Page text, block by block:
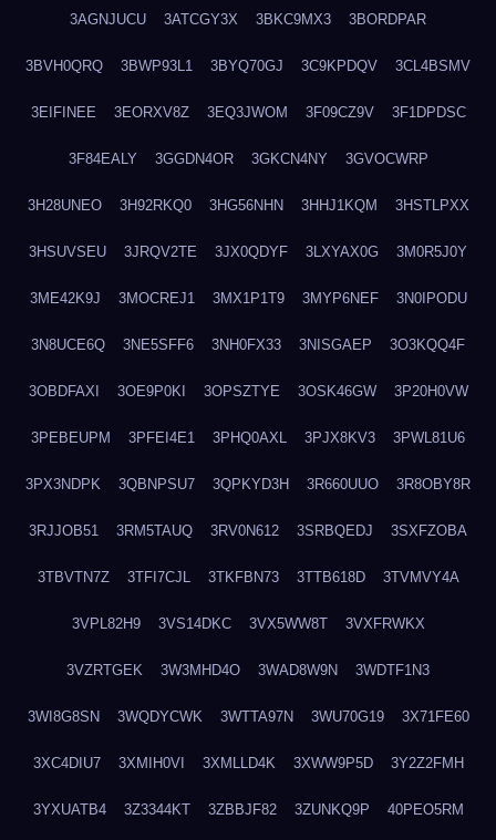
3AGNJUCU 3ATCGY3X 3BKC9MX3 3BORDPAR
3BVH0QRQ 3BWP93L1 3BYQ70GJ 3C9KPDQV 3CL4BSMV
3EIFINEE 3EORXV8Z 3EQ3JWOM 3F09CZ9V 3F1DPDSC
3F84EALY 3GGDN4OR 3GKCN4NY 3GVOCWRP
3H28UNEO 3H92RKQ0 3HG56NHN 3HHJ1KQM 3HSTLPXX
3HSUVSEU 3JRQV2TE 3JX0QDYF 3LXYAX0G 3M0R5J0Y
3ME42K9J 3MOCREJ1 3MX1P1T9 3MYP6NEF 3N0IPODU
3N8UCE6Q 3NE5SFF6 3NH0FX33 3NISGAEP 3O3KQQ4F
3OBDFAXI 3OE9P0KI 3OPSZTYE 3OSK46GW 3P20H0VW
3PEBEUPM 3PFEI4E1 3PHQ0AXL 3PJX8KV3 3PWL81U6
3PX3NDPK 3QBNPSU7 3QPKYD3H 3R660UUO 3R8OBY8R
3RJJOB51 3RM5TAUQ 3RV0N612 3SRBQEDJ 3SXFZOBA
3TBVTN7Z 3TFI7CJL 3TKFBN73 3TTB618D 3TVMVY4A
3VPL82H9 3VS14DKC 3VX5WW8T 3VXFRWKX
3VZRTGEK 3W3MHD4O 3WAD8W9N 3WDTF1N3
3WI8G8SN 3WQDYCWK 3WTTA97N 3WU70G19 3X71FE60
3XC4DIU7 3XMIH0VI 3XMLLD4K 3XWW9P5D 3Y2Z2FMH
3YXUATB4 3Z3344KT 3ZBBJF82 3ZUNKQ9P 40PEO5RM